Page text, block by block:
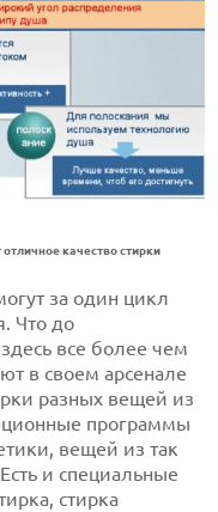
качество стирки
за один цикл
Что до
все более чем
в своем арсенале
разных вещей из
программы
вещей из так
и специальные
стирка